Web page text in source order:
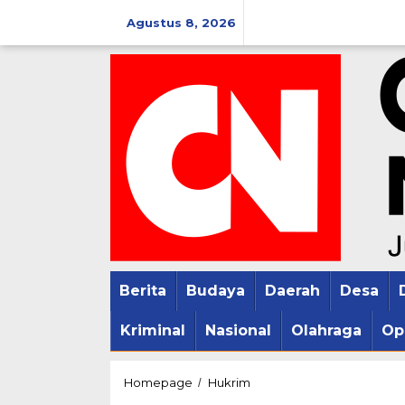
konten
Agustus 8, 2026
Berita Budaya Daerah Desa
Kriminal Nasional Olahraga
Homepage / Hukrim